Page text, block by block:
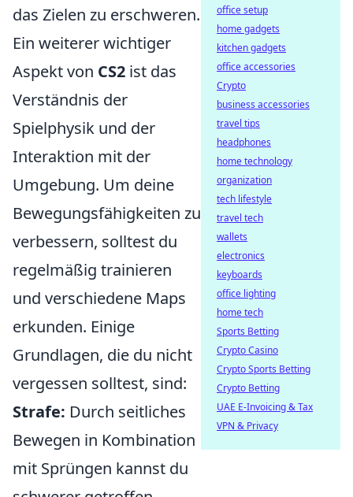
das Zielen zu erschweren.
Ein weiterer wichtiger
Aspekt von CS2 ist das
Verständnis der
Spielphysik und der
Interaktion mit der
Umgebung. Um deine
Bewegungsfähigkeiten zu
verbessern, solltest du
regelmäßig trainieren
und verschiedene Maps
erkunden. Einige
Grundlagen, die du nicht
vergessen solltest, sind:
Strafe: Durch seitliches
Bewegen in Kombination
mit Sprüngen kannst du
office setup
home gadgets
kitchen gadgets
office accessories
Crypto
business accessories
travel tips
headphones
home technology
organization
tech lifestyle
travel tech
wallets
electronics
keyboards
office lighting
home tech
Sports Betting
Crypto Casino
Crypto Sports Betting
Crypto Betting
UAE E-Invoicing & Tax
VPN & Privacy